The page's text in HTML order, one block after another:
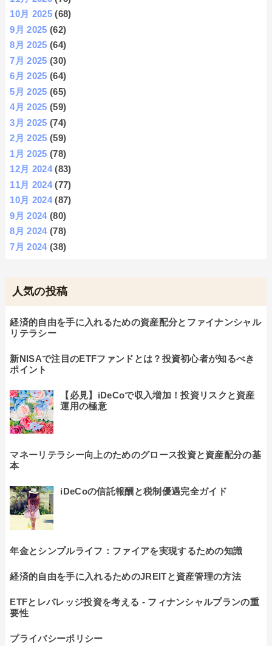
10月 2025 (68)
9月 2025 (62)
8月 2025 (64)
7月 2025 (30)
6月 2025 (64)
5月 2025 (65)
4月 2025 (59)
3月 2025 (74)
2月 2025 (59)
1月 2025 (78)
12月 2024(83)
11月 2024(77)
10月 2024(87)
9月 2024(80)
8月 2024(78)
7月 2024(38)
人気の投稿
経済的自由を手に入れるための資産配分とファイナンシャル
リテラシー
新NISAで注目のETFファンドとは？投資初心者が知るべき
ポイント
【必見】iDeCoで収入増加！投資リスクと資産
運用の極意
マネーリテラシー向上のためのグロース投資と資産配分の基
本
iDeCoの信託報酬と税制優遇完全ガイド
年金とシンプルライフ：ファイアを実現するための知識
経済的自由を手に入れるためのJREITと資産管理の方法
ETFとレバレッジ投資を考える - フィナンシャルプランの重
要性
プライバシーポリシー